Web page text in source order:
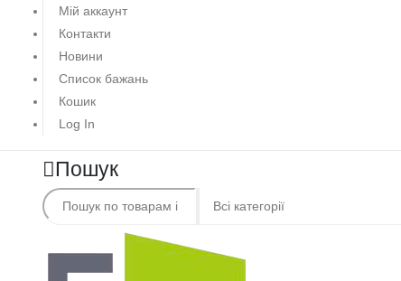
Мій аккаунт
Контакти
Новини
Список бажань
Кошик
Log In
Пошук